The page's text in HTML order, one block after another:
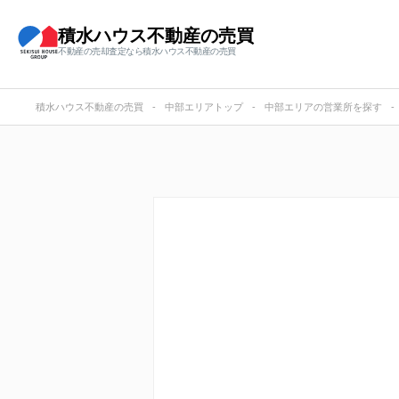
積水ハウス不動産の売買
不動産の売却査定なら積水ハウス不動産の売買
積水ハウス不動産の売買 中部エリアトップ 中部エリアの営業所を探す